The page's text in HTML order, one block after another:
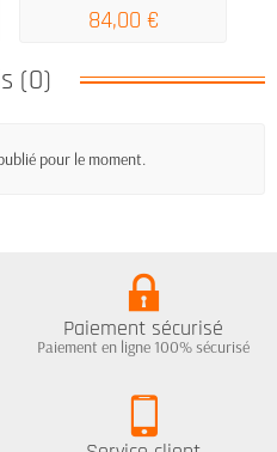
84,00 €
(0)
pour le moment.
Paiement sécurisé
Paiement en ligne 100% sécurisé